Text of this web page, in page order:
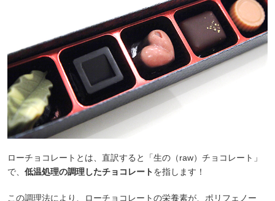
ローチョコレートとは、直訳すると「生の（raw）チョコレート」
で、 低温処理の調理したチョコレートを指します！
この調理法により、ローチョコレートの栄養素が、ポリフェノー